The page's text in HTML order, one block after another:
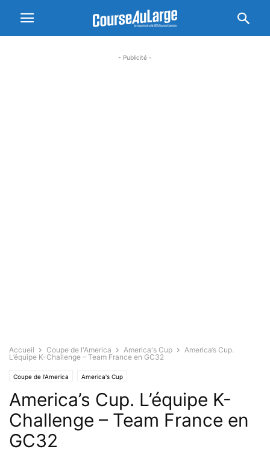
- Publicité -
Accueil Coupe de l'America America's Cup
America’s Cup.
L’équipe K-Challenge – Team France en GC32
Coupe de l'America America's Cup
America’s Cup. L’équipe K-
Challenge – Team France en
GC32